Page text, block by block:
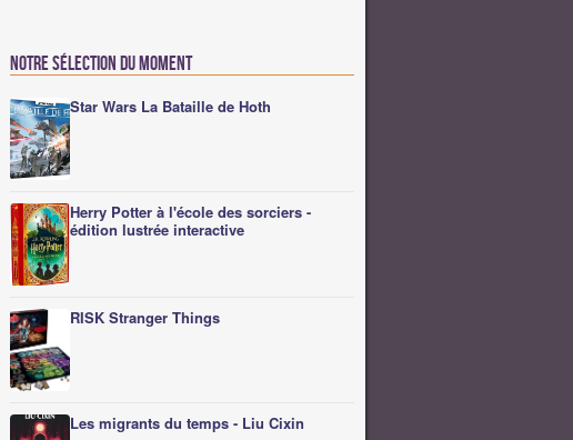
Notre sélection du moment
Star Wars La Bataille de Hoth
Herry Potter à l'école des sorciers -
édition lustrée interactive
RISK Stranger Things
Les migrants du temps - Liu Cixin